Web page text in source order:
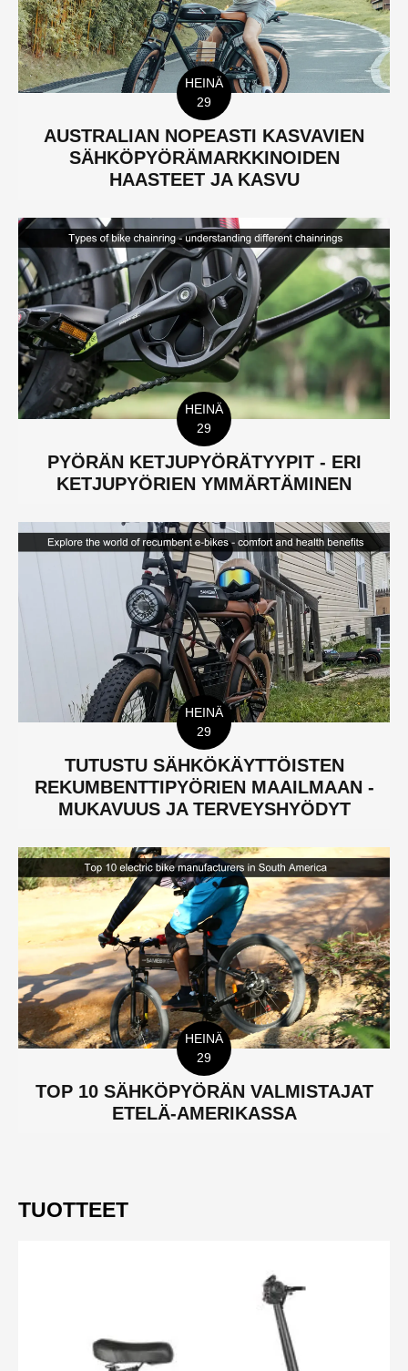
HEINÄ
29
AUSTRALIAN NOPEASTI KASVAVIEN
SÄHKÖPYÖRÄMARKKINOIDEN
HAASTEET JA KASVU
HEINÄ
29
PYÖRÄN KETJUPYÖRÄTYYPIT - ERI
KETJUPYÖRIEN YMMÄRTÄMINEN
HEINÄ
29
TUTUSTU SÄHKÖKÄYTTÖISTEN
REKUMBENTTIPYÖRIEN MAAILMAAN -
MUKAVUUS JA TERVEYSHYÖDYT
HEINÄ
29
TOP 10 SÄHKÖPYÖRÄN VALMISTAJAT
ETELÄ-AMERIKASSA
TUOTTEET